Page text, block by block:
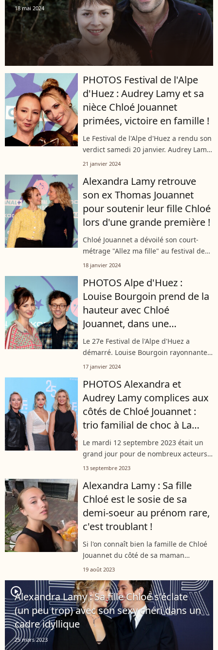
18 mai 2024
PHOTOS Festival de l'Alpe
d'Huez : Audrey Lamy et sa
nièce Chloé Jouannet
primées, victoire en famille !
Le Festival de l'Alpe d'Huez a rendu son
verdict samedi 20 janvier. Audrey Lamy
et sa nièce Chloé Jouannet ont toutes
famille et un parterre de...
21 janvier 2024
Alexandra Lamy retrouve
son ex Thomas Jouannet
pour soutenir leur fille Chloé
lors d'une grande première !
Chloé Jouannet a dévoilé son court-
métrage "Allez ma fille" au festival de
l'Alpe d'Huez le 17 janvier 2024. Un
compter sur la présence de sa mère
Alexandra...
18 janvier 2024
PHOTOS Alpe d'Huez :
Louise Bourgoin prend de la
hauteur avec Chloé
Jouannet, dans une
doudoune très remarquée
Le 27e Festival de l'Alpe d'Huez a
démarré. Louise Bourgoin rayonnante
professeure de latin a pris de la
très remarquée.
17 janvier 2024
PHOTOS Alexandra et
Audrey Lamy complices aux
côtés de Chloé Jouannet :
trio familial de choc à La
Rochelle !
Le mardi 12 septembre 2023 était un
grand jour pour de nombreux acteurs
et comédiens. En effet, dans la soirée,
éditeion du Festival de la...
13 septembre 2023
Alexandra Lamy : Sa fille
Chloé est le sosie de sa
demi-soeur au prénom rare,
c'est troublant !
Si l'on connaît bien la famille de Chloé
Jouannet du côté de sa maman
Alexandra Lamy, la partie paternelle
comédienne de 25 ans a dévoilé un
cliché de...
19 août 2023
player2
Alexandra Lamy : Sa fille Chloé s'éclate
(un peu trop) avec son sexy chéri dans un
cadre idyllique
25 mars 2023